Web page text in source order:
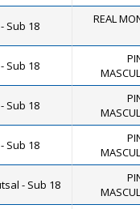
Sub 18 REAL
Sub 18
Sub 18
Sub 18
- Sub 18